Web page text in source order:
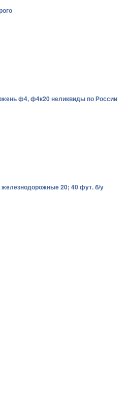
ф4, ф4к20 неликвиды по России
20; 40 фут. б/у